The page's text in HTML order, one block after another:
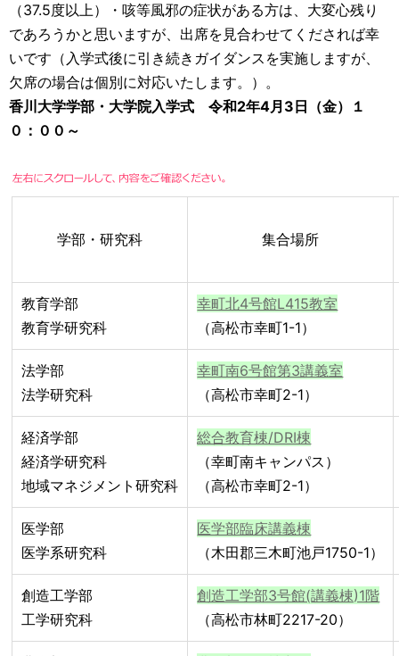
（37.5度以上）・咳等風邪の症状がある方は、大変心残り
であろうかと思いますが、出席を見合わせてくだされば幸
いです（入学式後に引き続きガイダンスを実施しますが、
欠席の場合は個別に対応いたします。）。
香川大学学部・大学院入学式 令和2年4月3日（金）１
０：００～
学部・研究科 集合場所
教育学部
教育学研究科
幸町北4号館L415教室
（高松市幸町1-1）
法学部
法学研究科
幸町南6号館第3講義室
（高松市幸町2-1）
経済学部
経済学研究科
地域マネジメント研究科
総合教育棟/DRI棟
（幸町南キャンパス）
（高松市幸町2-1）
医学部
医学系研究科
医学部臨床講義棟
（木田郡三木町池戸1750-1）
創造工学部
工学研究科
創造工学部3号館(講義棟)1階
（高松市林町2217-20）